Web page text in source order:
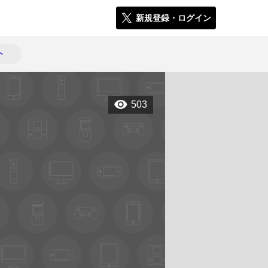
新規登録・ログイン
503